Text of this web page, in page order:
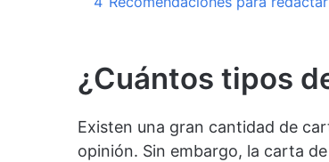
¿Cuántos tipos
Existen una gran cantidad de
opinión. Sin embargo, la carta